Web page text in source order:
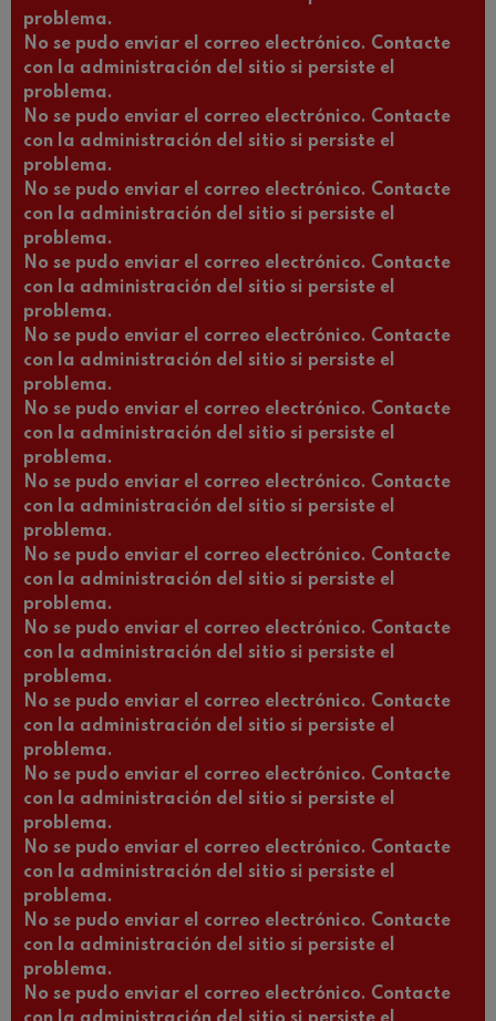
problema.
No se pudo enviar el correo electrónico. Contacte
con la administración del sitio si persiste el
problema.
No se pudo enviar el correo electrónico. Contacte
con la administración del sitio si persiste el
problema.
No se pudo enviar el correo electrónico. Contacte
con la administración del sitio si persiste el
problema.
No se pudo enviar el correo electrónico. Contacte
con la administración del sitio si persiste el
problema.
No se pudo enviar el correo electrónico. Contacte
con la administración del sitio si persiste el
problema.
No se pudo enviar el correo electrónico. Contacte
con la administración del sitio si persiste el
problema.
No se pudo enviar el correo electrónico. Contacte
con la administración del sitio si persiste el
problema.
No se pudo enviar el correo electrónico. Contacte
con la administración del sitio si persiste el
problema.
No se pudo enviar el correo electrónico. Contacte
con la administración del sitio si persiste el
problema.
No se pudo enviar el correo electrónico. Contacte
con la administración del sitio si persiste el
problema.
No se pudo enviar el correo electrónico. Contacte
con la administración del sitio si persiste el
problema.
No se pudo enviar el correo electrónico. Contacte
con la administración del sitio si persiste el
problema.
No se pudo enviar el correo electrónico. Contacte
con la administración del sitio si persiste el
problema.
No se pudo enviar el correo electrónico. Contacte